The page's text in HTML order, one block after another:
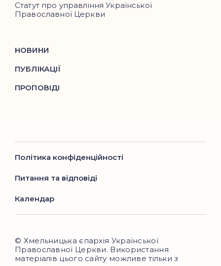
Статут про управління Української
Православної Церкви
НОВИНИ
ПУБЛІКАЦІЇ
ПРОПОВІДІ
Політика конфіденційності
Питання та відповіді
Календар
© Хмельницька єпархія Української
Православної Церкви. Використання
матеріалів цього сайту можливе тільки з